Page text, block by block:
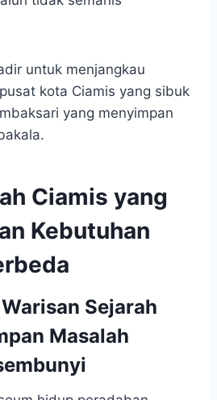
untuk menjangkau
kota Ciamis yang sibuk
yang menyimpan
Ciamis yang
Kebutuhan
Sejarah
Masalah